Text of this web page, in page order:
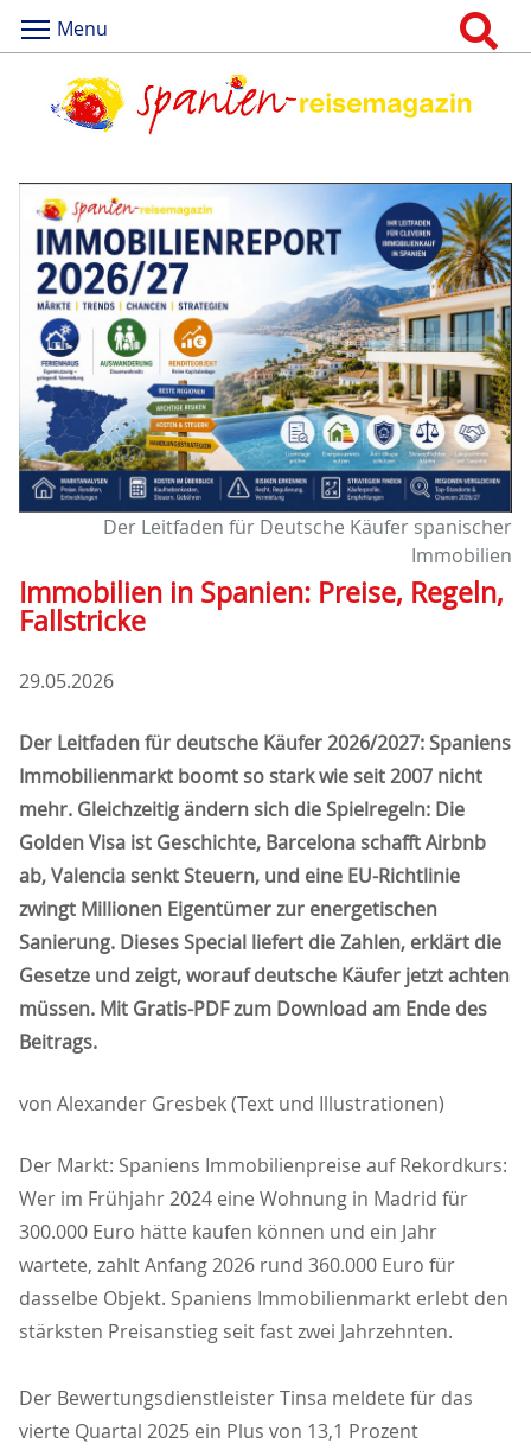
Menu
Der Leitfaden für Deutsche Käufer spanischer
Immobilien
Immobilien in Spanien: Preise, Regeln,
Fallstricke
29.05.2026
Der Leitfaden für deutsche Käufer 2026/2027: Spaniens
Immobilienmarkt boomt so stark wie seit 2007 nicht
mehr. Gleichzeitig ändern sich die Spielregeln: Die
Golden Visa ist Geschichte, Barcelona schafft Airbnb
ab, Valencia senkt Steuern, und eine EU-Richtlinie
zwingt Millionen Eigentümer zur energetischen
Sanierung. Dieses Special liefert die Zahlen, erklärt die
Gesetze und zeigt, worauf deutsche Käufer jetzt achten
müssen. Mit Gratis-PDF zum Download am Ende des
Beitrags.
von Alexander Gresbek (Text und Illustrationen)
Der Markt: Spaniens Immobilienpreise auf Rekordkurs:
Wer im Frühjahr 2024 eine Wohnung in Madrid für
300.000 Euro hätte kaufen können und ein Jahr
wartete, zahlt Anfang 2026 rund 360.000 Euro für
dasselbe Objekt. Spaniens Immobilienmarkt erlebt den
stärksten Preisanstieg seit fast zwei Jahrzehnten.
Der Bewertungsdienstleister Tinsa meldete für das
vierte Quartal 2025 ein Plus von 13,1 Prozent